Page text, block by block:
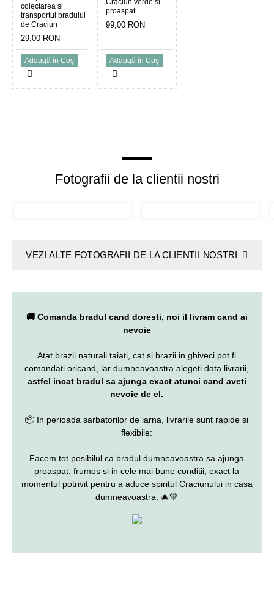
colectarea si
transportul bradului
de Craciun
29,00 RON
Adaugă în Coş
Craciun verde si
proaspat
99,00 RON
Adaugă în Coş
Fotografii de la clientii nostri
VEZI ALTE FOTOGRAFII DE LA CLIENTII NOSTRI
🚚 Comanda bradul cand doresti, noi il livram cand ai
nevoie
Atat brazii naturali taiati, cat si brazii in ghiveci pot fi
comandati oricand, iar dumneavoastra alegeti data livrarii,
astfel incat bradul sa ajunga exact atunci cand aveti
nevoie de el.
📦 In perioada sarbatorilor de iarna, livrarile sunt rapide si
flexibile:
Facem tot posibilul ca bradul dumneavoastra sa ajunga
proaspat, frumos si in cele mai bune conditii, exact la
momentul potrivit pentru a aduce spiritul Craciunului in casa
dumneavoastra. 🎄💚